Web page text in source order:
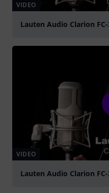
VIDEO
Lauten Audio Clarion
VIDEO
Lauten Audio Clarion